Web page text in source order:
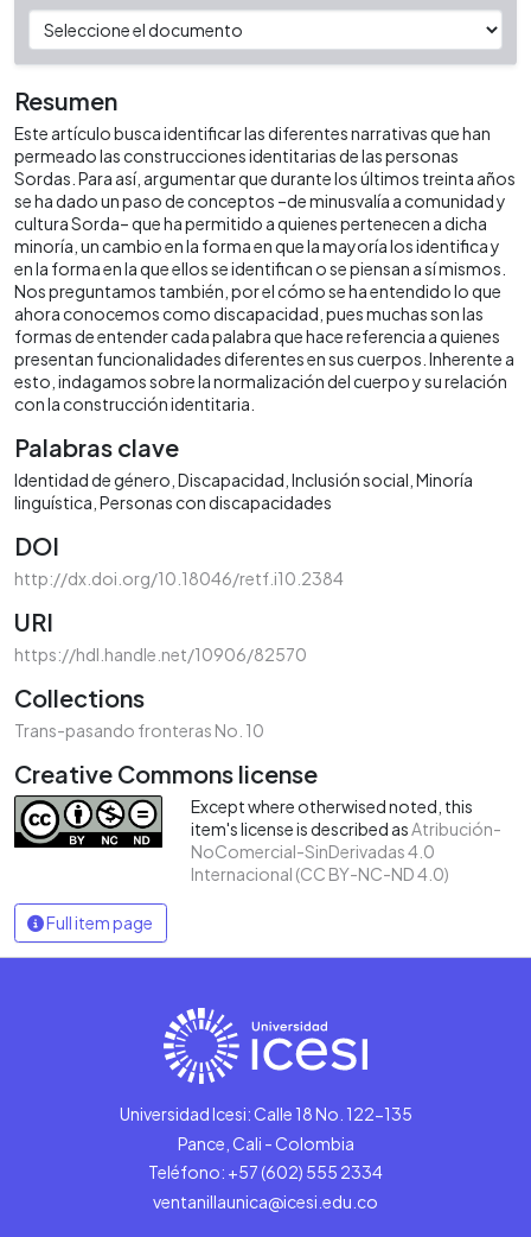
Resumen
Este artículo busca identificar las diferentes narrativas que han
permeado las construcciones identitarias de las personas
Sordas. Para así, argumentar que durante los últimos treinta años
se ha dado un paso de conceptos –de minusvalía a comunidad y
cultura Sorda– que ha permitido a quienes pertenecen a dicha
minoría, un cambio en la forma en que la mayoría los identifica y
en la forma en la que ellos se identifican o se piensan a sí mismos.
Nos preguntamos también, por el cómo se ha entendido lo que
ahora conocemos como discapacidad, pues muchas son las
formas de entender cada palabra que hace referencia a quienes
presentan funcionalidades diferentes en sus cuerpos. Inherente a
esto, indagamos sobre la normalización del cuerpo y su relación
con la construcción identitaria.
Palabras clave
Identidad de género Discapacidad Inclusión social Minoría
linguística Personas con discapacidades
DOI
http://dx.doi.org/10.18046/retf.i10.2384
URI
https://hdl.handle.net/10906/82570
Collections
Trans-pasando fronteras No. 10
Creative Commons license
Except where otherwised noted, this
item's license is described asAtribución-
NoComercial-SinDerivadas 4.0
Internacional (CC BY-NC-ND 4.0)
Full item page
Universidad Icesi: Calle 18 No. 122-135
Pance, Cali - Colombia
Teléfono: +57 (602) 555 2334
ventanillaunica@icesi.edu.co